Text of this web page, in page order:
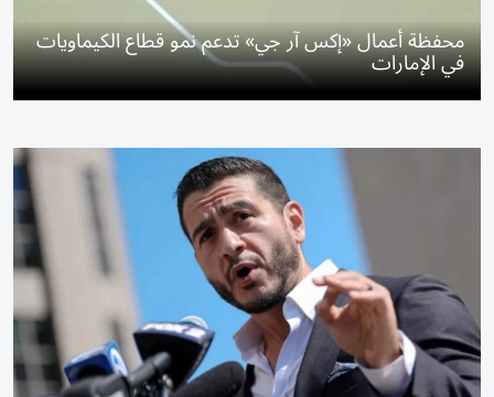
محفظة أعمال «إكس آر جي» تدعم نمو قطاع الكيماويات
في الإمارات